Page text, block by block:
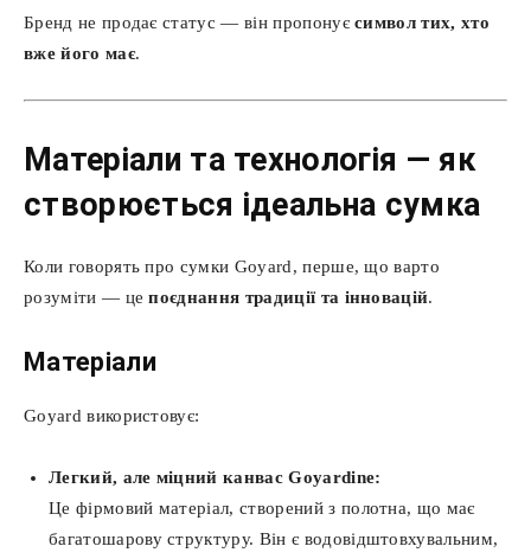
Бренд не продає статус — він пропонуєсимвол тих, хто
вже його має.
Матеріали та технологія — як
створюється ідеальна сумка
Коли говорять про сумки Goyard, перше, що варто
розуміти — цепоєднання традиції та інновацій.
Матеріали
Goyard використовує:
Легкий, але міцний канвас Goyardine:
Це фірмовий матеріал, створений з полотна, що має
багатошарову структуру. Він є водовідштовхувальним,